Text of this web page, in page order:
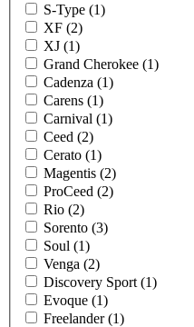
S-Type (1)
XF (2)
XJ (1)
Grand Cherokee (1)
Cadenza (1)
Carens (1)
Carnival (1)
Ceed (2)
Cerato (1)
Magentis (2)
ProCeed (2)
Rio (2)
Sorento (3)
Soul (1)
Venga (2)
Discovery Sport (1)
Evoque (1)
Freelander (1)